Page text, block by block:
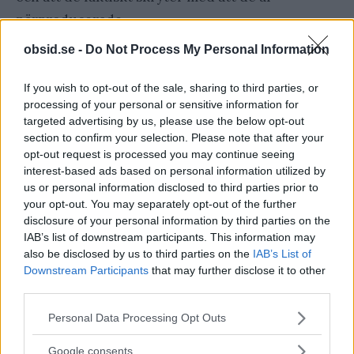
obsid.se - Do Not Process My Personal Information
If you wish to opt-out of the sale, sharing to third parties, or
processing of your personal or sensitive information for
targeted advertising by us, please use the below opt-out
section to confirm your selection. Please note that after your
opt-out request is processed you may continue seeing
interest-based ads based on personal information utilized by
us or personal information disclosed to third parties prior to
your opt-out. You may separately opt-out of the further
disclosure of your personal information by third parties on the
IAB’s list of downstream participants. This information may
also be disclosed by us to third parties on the IAB’s List of
Downstream Participants that may further disclose it to other
Please note that this website/app uses one or more Google
not limited to your visit or usage behaviour. You may click to
Personal Data Processing Opt Outs
Google consents
närproducerade.
Föregående artikel
Hur tränar man
bombhundar? Visste du
det här?
Nästa artikel
Springa eller gå i regnet?
Vad är bäst?